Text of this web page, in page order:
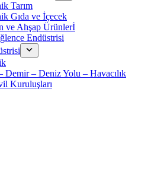
Tarım
Gıda ve İçecek
ve Ahşap Ürünlerİ
Endüstrisi
Demir – Deniz Yolu – Havacılık
Kuruluşları